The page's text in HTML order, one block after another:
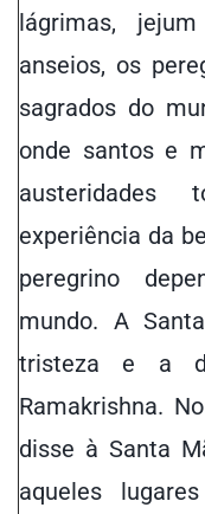
lágrimas,
anseios, os
sagrados do
onde santos e
austeridades
experiência da
peregrino
mundo. A
tristeza e a
Ramakrishna.
disse à Santa
aqueles